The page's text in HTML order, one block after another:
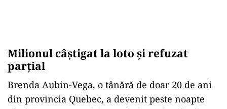
Milionul câștigat la loto și refuzat
parțial
Brenda Aubin-Vega, o tânără de doar 20 de ani
din provincia Quebec, a devenit peste noapte